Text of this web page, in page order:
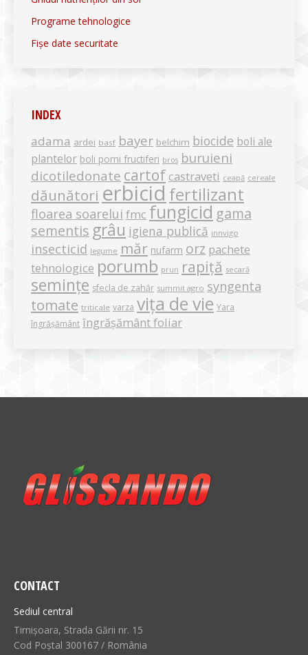
Programe tehnologice
Fișe date securitate
INDEX
adama ardei basf bayer belchim biocide boli ale
plantelor boli pomi fructiferi bros buruieni
dicotiledonate cartof castraveti ceapă cereale
dăunători erbicid fertilizant
floarea soarelui fmc fungicid gama
sementis grâu igiena publică innvigo
insecticid legume măr nufarm orz pachete
tehnologice porumb prun rapiță secară
semințe sfecla de zahăr summit agro syngenta
tomate triticale varza vița de vie Yara
îngrășământ îngrășământ foliar
CONTACT
Sediul central
Timișoara, Strada Gării nr. 15
Cod Poștal 300167 / România